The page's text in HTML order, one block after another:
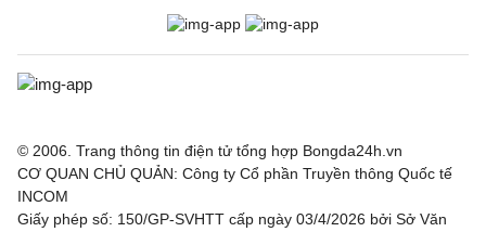
© 2006. Trang thông tin điện tử tổng hợp Bongda24h.vn
CƠ QUAN CHỦ QUẢN: Công ty Cổ phần Truyền thông Quốc tế
INCOM
Giấy phép số: 150/GP-SVHTT cấp ngày 03/4/2026 bởi Sở Văn